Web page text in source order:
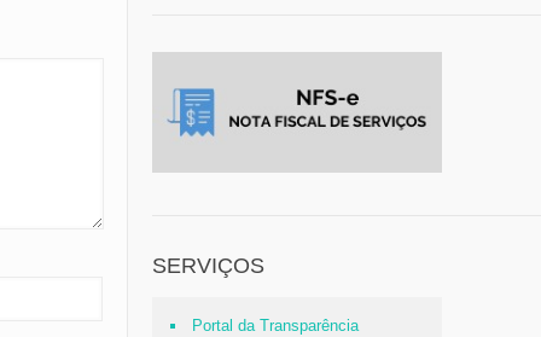
SERVIÇOS
Portal da Transparência